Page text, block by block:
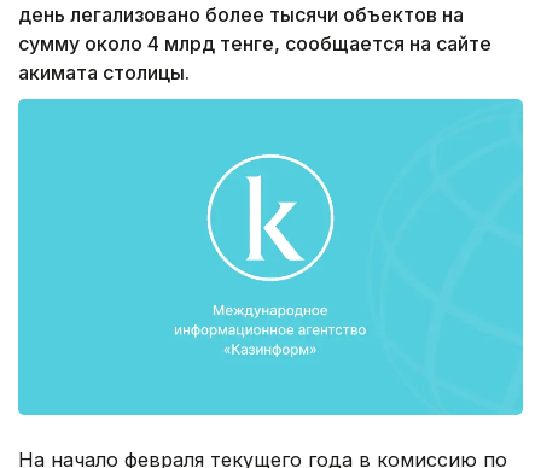
день легализовано более тысячи объектов на
сумму около 4 млрд тенге, сообщается на сайте
акимата столицы.
На начало февраля текущего года в комиссию по